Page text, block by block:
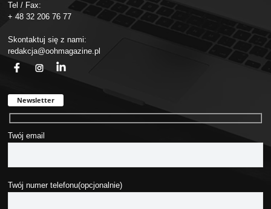
Tel / Fax:
+ 48 32 206 76 77
Skontaktuj się z nami:
redakcja@oohmagazine.pl
Newsletter
Twój email
Twój numer telefonu(opcjonalnie)